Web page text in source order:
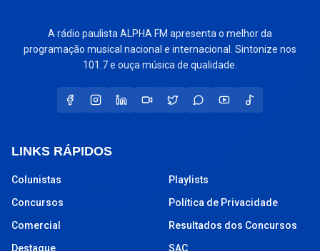
A rádio paulista ALPHA FM apresenta o melhor da
programação musical nacional e internacional. Sintonize nos
101.7 e ouça música de qualidade.
LINKS RÁPIDOS
Colunistas
Concursos
Comercial
Destaque
Playlists
Política de Privacidade
Resultados dos Concursos
SAC